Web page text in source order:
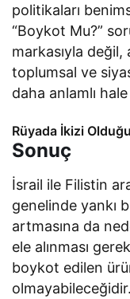
politikaları
“Boykot Mu?”
markasıyla değil,
toplumsal ve
daha anlamlı
Rüyada İkizi
Sonuç
İsrail ile Filistin
genelinde yankı
artmasına da
ele alınması
boykot edilen